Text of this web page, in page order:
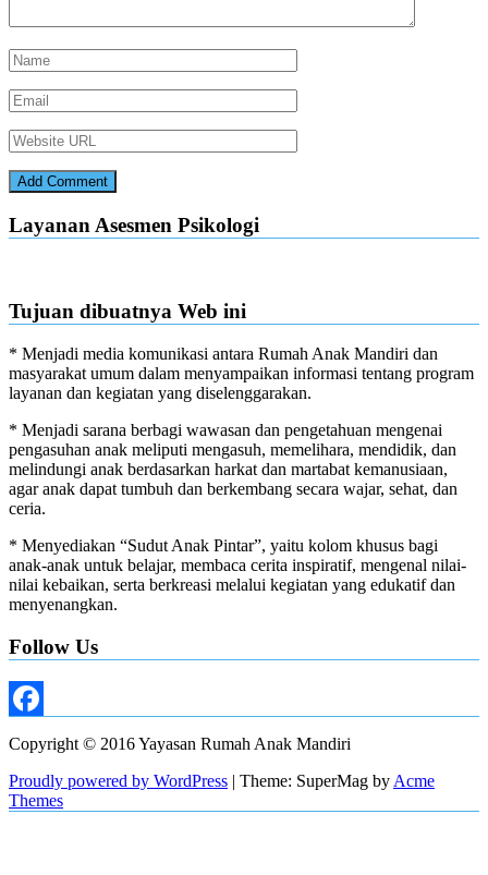
Layanan Asesmen Psikologi
Tujuan dibuatnya Web ini
* Menjadi media komunikasi antara Rumah Anak Mandiri dan
masyarakat umum dalam menyampaikan informasi tentang program
layanan dan kegiatan yang diselenggarakan.
* Menjadi sarana berbagi wawasan dan pengetahuan mengenai
pengasuhan anak meliputi mengasuh, memelihara, mendidik, dan
melindungi anak berdasarkan harkat dan martabat kemanusiaan,
agar anak dapat tumbuh dan berkembang secara wajar, sehat, dan
ceria.
* Menyediakan “Sudut Anak Pintar”, yaitu kolom khusus bagi
anak-anak untuk belajar, membaca cerita inspiratif, mengenal nilai-
nilai kebaikan, serta berkreasi melalui kegiatan yang edukatif dan
menyenangkan.
Follow Us
Copyright © 2016 Yayasan Rumah Anak Mandiri
Proudly powered by WordPress | Theme: SuperMag by Acme
Themes